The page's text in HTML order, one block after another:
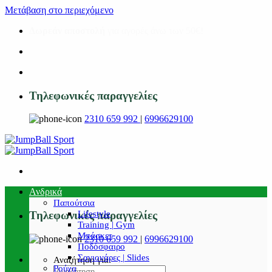
Μετάβαση στο περιεχόμενο
Τηλεφωνικές παραγγελίες
2310 659 992 | 6996629100
Τηλεφωνικές παραγγελίες
2310 659 992 | 6996629100
Αναζήτηση για:
Ανδρικά
Παπούτσια
Lifestyle
Training | Gym
Μπάσκετ
Ποδόσφαιρο
Σαγιονάρες | Slides
Ρούχα